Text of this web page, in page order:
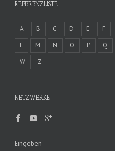
REFERENZLISTE
A B C D E F
L
M N O P Q
W
Z
NETZWERKE
Eingeben